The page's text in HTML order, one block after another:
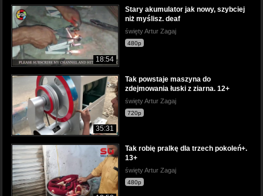
18:54
Stary akumulator jak nowy, szybciej
niż myślisz. deaf
święty Artur Zagaj
480p
35:31
Tak powstaje maszyna do
zdejmowania łuski z ziarna. 12+
święty Artur Zagaj
720p
Tak robię pralkę dla trzech pokoleń+.
13+
święty Artur Zagaj
480p